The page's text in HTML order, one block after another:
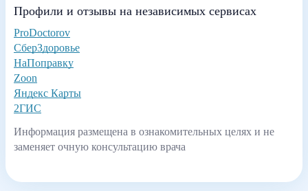
Профили и отзывы на независимых сервисах
ProDoctorov
СберЗдоровье
НаПоправку
Zoon
Яндекс Карты
2ГИС
Информация размещена в ознакомительных целях и не
заменяет очную консультацию врача